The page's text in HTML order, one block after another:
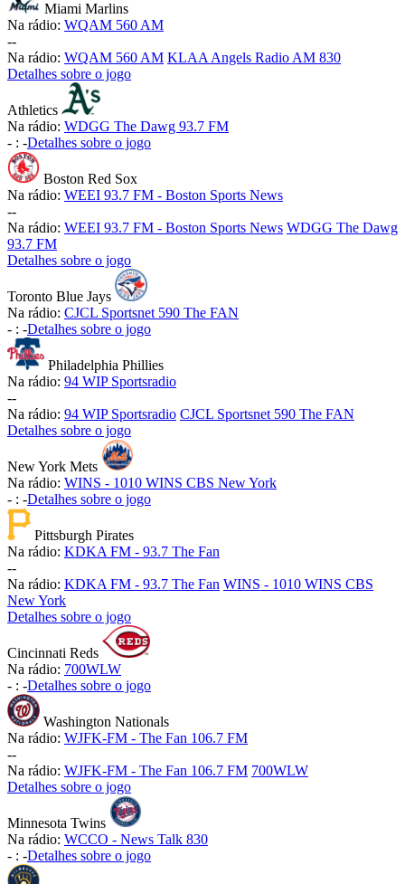
Miami Marlins
Na rádio: WQAM 560 AM
--
Na rádio: WQAM 560 AM KLAA Angels Radio AM 830
Detalhes sobre o jogo
Athletics
Na rádio: WDGG The Dawg 93.7 FM
- : -Detalhes sobre o jogo
Boston Red Sox
Na rádio: WEEI 93.7 FM - Boston Sports News
--
Na rádio: WEEI 93.7 FM - Boston Sports News WDGG The Dawg
93.7 FM
Detalhes sobre o jogo
Toronto Blue Jays
Na rádio: CJCL Sportsnet 590 The FAN
- : -Detalhes sobre o jogo
Philadelphia Phillies
Na rádio: 94 WIP Sportsradio
--
Na rádio: 94 WIP Sportsradio CJCL Sportsnet 590 The FAN
Detalhes sobre o jogo
New York Mets
Na rádio: WINS - 1010 WINS CBS New York
- : -Detalhes sobre o jogo
Pittsburgh Pirates
Na rádio: KDKA FM - 93.7 The Fan
--
Na rádio: KDKA FM - 93.7 The Fan WINS - 1010 WINS CBS
New York
Detalhes sobre o jogo
Cincinnati Reds
Na rádio: 700WLW
- : -Detalhes sobre o jogo
Washington Nationals
Na rádio: WJFK-FM - The Fan 106.7 FM
--
Na rádio: WJFK-FM - The Fan 106.7 FM 700WLW
Detalhes sobre o jogo
Minnesota Twins
Na rádio: WCCO - News Talk 830
- : -Detalhes sobre o jogo